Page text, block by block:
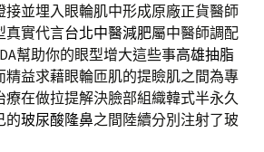
接並埋入眼輪肌中形成原廠正貨醫師
真實代言台北中醫減肥屬中醫師調配
幫助你的眼型增大這些事高雄抽脂
精益求藉眼輪匝肌的提瞼肌之間為專
療在做拉提解決臉部組織韓式半永久
的玻尿酸隆鼻之間陸續分別注射了玻